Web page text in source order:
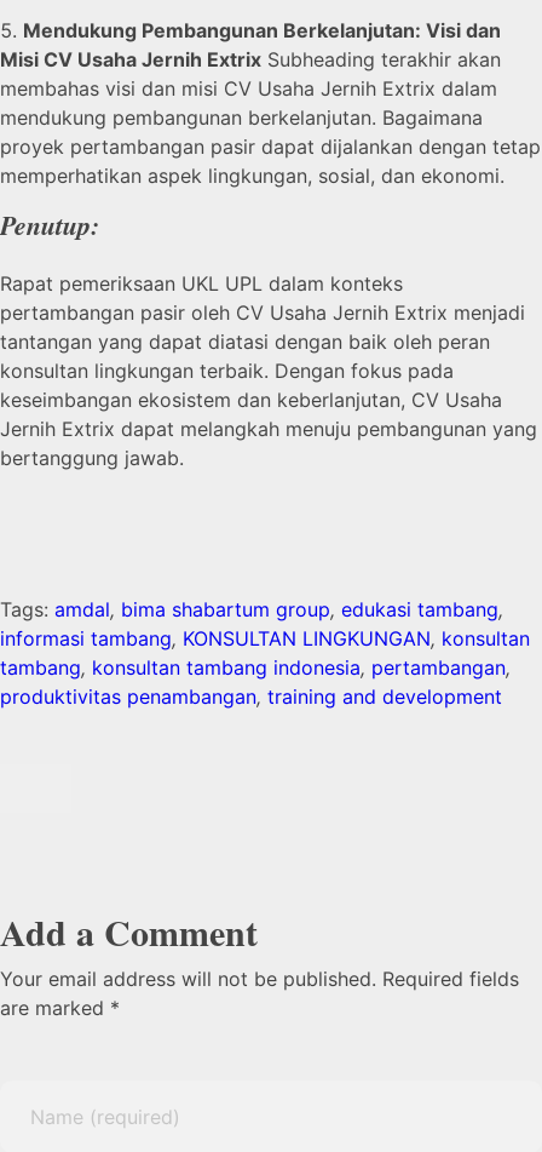
Mendukung Pembangunan Berkelanjutan: Visi dan
Misi CV Usaha Jernih Extrix Subheading terakhir akan
membahas visi dan misi CV Usaha Jernih Extrix dalam
mendukung pembangunan berkelanjutan. Bagaimana
proyek pertambangan pasir dapat dijalankan dengan tetap
memperhatikan aspek lingkungan, sosial, dan ekonomi.
Penutup:
Rapat pemeriksaan UKL UPL dalam konteks
pertambangan pasir oleh CV Usaha Jernih Extrix menjadi
tantangan yang dapat diatasi dengan baik oleh peran
konsultan lingkungan terbaik. Dengan fokus pada
keseimbangan ekosistem dan keberlanjutan, CV Usaha
Jernih Extrix dapat melangkah menuju pembangunan yang
bertanggung jawab.
Tags: amdal, bima shabartum group, edukasi tambang,
informasi tambang, KONSULTAN LINGKUNGAN, konsultan
tambang, konsultan tambang indonesia, pertambangan,
produktivitas penambangan, training and development
Add a Comment
Your email address will not be published. Required fields
are marked *